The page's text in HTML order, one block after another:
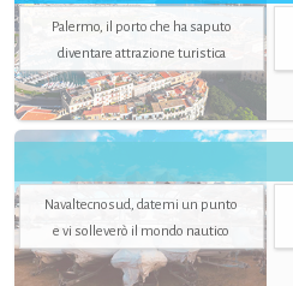
Palermo, il porto che ha saputo
diventare attrazione turistica
Navaltecnosud, datemi un punto
e vi solleverò il mondo nautico